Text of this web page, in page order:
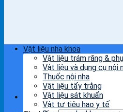
Vật liệu nha khoa
Vật liệu trám răng &
Vật liệu và dụng cụ nội
Thuốc nội nha
Vật liệu tẩy trắng
Vật liệu sát khuẩn
Vật tư tiêu hao y tế